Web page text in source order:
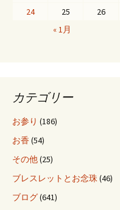
24
25 26
« 1月
カテゴリー
お参り (186)
お香(54)
その他(25)
ブレスレットとお念珠(46)
ブログ(641)